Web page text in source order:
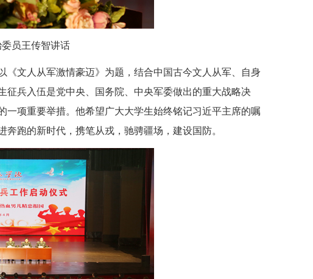
员王传智讲话
文人从军激情豪迈》为题，结合中国古今文人从军、自身
征兵入伍是党中央、国务院、中央军委做出的重大战略决
一项重要举措。他希望广大大学生始终铭记习近平主席的嘱
跑的新时代，携笔从戎，驰骋疆场，建设国防。